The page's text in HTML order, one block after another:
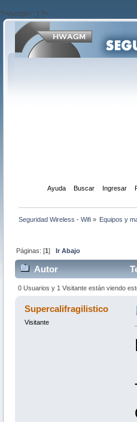
?>/script>'; } ?>
Ayuda Buscar Ingresar
Seguridad Wireless - Wifi » Equipos y
Páginas: [1]Ir Abajo
Autor
0 Usuarios y 1 Visitante están viendo
Supercalifragilistico
Visitante